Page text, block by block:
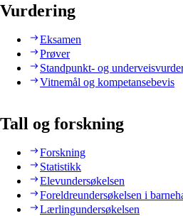
Vurdering
Eksamen
Prøver
Standpunkt- og
Vitnemål og kompetansebevis
Tall og forskning
Forskning
Statistikk
Elevundersøkelsen
Foreldreundersøkelsen i
Lærlingundersøkelsen